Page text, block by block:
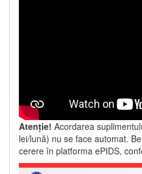
Atenție! Acordarea
lei/lună) nu se face automat.
cerere în platforma ePIDS,